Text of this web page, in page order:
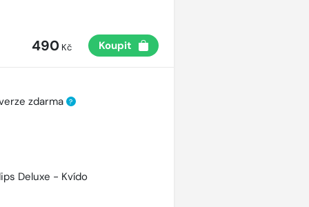
490Kč Koupit
zdarma ?
Deluxe - Kvído